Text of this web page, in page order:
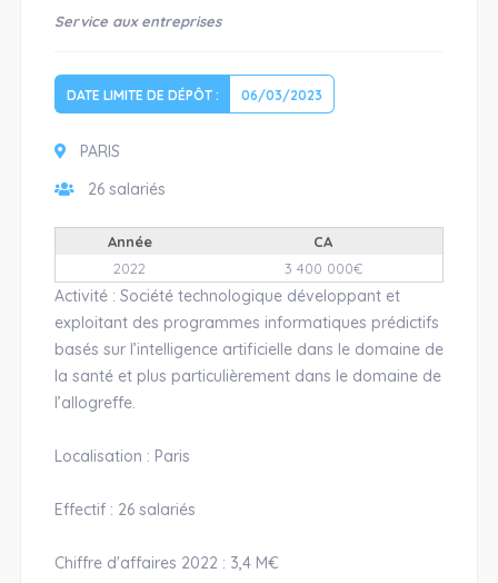
Service aux entreprises
DATE LIMITE DE DÉPÔT : 06/03/2023
PARIS
26 salariés
Année
CA
2022
3 400 000€
Activité : Société technologique développant et
exploitant des programmes informatiques prédictifs
basés sur l’intelligence artificielle dans le domaine de
la santé et plus particulièrement dans le domaine de
l’allogreffe.
Localisation : Paris
Effectif : 26 salariés
Chiffre d'affaires 2022 : 3,4 M€